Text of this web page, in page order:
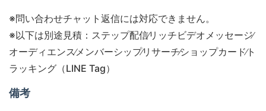
※問い合わせチャット返信には対応できません。
※以下は別途見積：ステップ配信∕リッチビデオメッセージ∕
オーディエンス∕メンバーシップ∕リサーチ∕ショップカード∕ト
ラッキング（LINE Tag）
備考